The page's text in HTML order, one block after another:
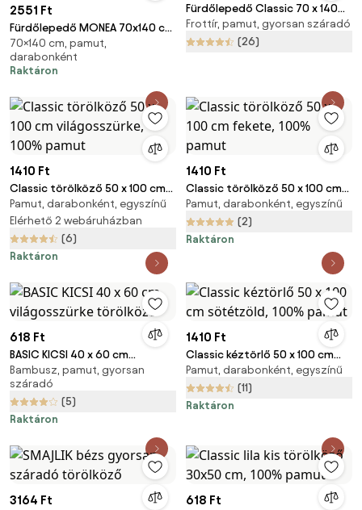
2551 Ft
Fürdőlepedő MONEA 70x140 cm
fehér, 100% pamut
70×140 cm, pamut,
darabonként
Raktáron
Fürdőlepedő Classic 70 x 140
cm bézs, 100% pamut
Frottír, pamut, gyorsan száradó
(26)
1410 Ft
Classic törölköző 50 x 100 cm
világosszürke, 100% pamut
Pamut, darabonként, egyszínű
Elérhető 2 webáruházban
(6)
Raktáron
1410 Ft
Classic törölköző 50 x 100 cm
fekete, 100% pamut
Pamut, darabonként, egyszínű
(2)
Raktáron
618 Ft
BASIC KICSI 40 x 60 cm
világosszürke törölköző
Bambusz, pamut, gyorsan
száradó
(5)
Raktáron
1410 Ft
Classic kéztörlő 50 x 100 cm
sötétzöld, 100% pamut
Pamut, darabonként, egyszínű
(11)
Raktáron
3164 Ft 618 Ft